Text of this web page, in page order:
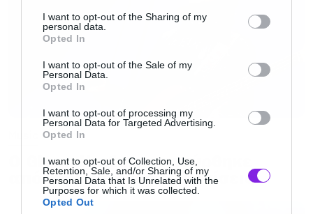
not limited to your visit or usage behaviour. You may click to
grant or deny consent to Google and its third-party tags to
use your data for below specified purposes in below Google
consent section.
I want to opt-out of the Sharing of my
personal data.
Opted In
I want to opt-out of the Sale of my
Personal Data.
Opted In
I want to opt-out of processing my
Personal Data for Targeted Advertising.
Opted In
I want to opt-out of Collection, Use,
Retention, Sale, and/or Sharing of my
Personal Data that Is Unrelated with the
Purposes for which it was collected.
Opted Out
εισιτηρίων (16.7)εδώ
Ενημέρωση για κατόχους εισιτηρίων Release
Διάθεσηεισιτηρίων:
Τηλεφωνικά στο211770000
Online /releaseathens.gr+ more.com
Φυσικά
Ο Glenn Hughes αποσύρθηκε
από τις ζωντανές εμφανίσεις